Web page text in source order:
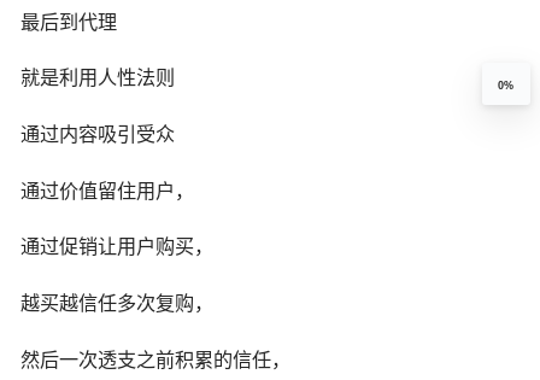
最后到代理
就是利用人性法则
通过内容吸引受众
通过价值留住用户，
通过促销让用户购买，
越买越信任多次复购，
然后一次透支之前积累的信任，
0%